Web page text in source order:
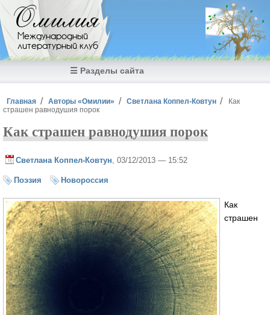
Перейти к основному содержанию
Омилия
Международный
литературный клуб
☰ Разделы сайта
Вы здесь
Главная Авторы «Омилии» Светлана Коппел-Ковтун
Как
страшен равнодушия порок
Как страшен равнодушия порок
Светлана Коппел-Ковтун , 03/12/2013 — 15:52
Поэзия Новороссия
Как
страшен